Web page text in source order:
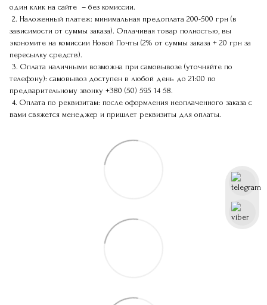
один клик на сайте – без комиссии.
2. Наложенный платеж: минимальная предоплата 200-500 грн (в
зависимости от суммы заказа). Оплачивая товар полностью, вы
экономите на комиссии Новой Почты (2% от суммы заказа + 20 грн за
пересылку средств).
3. Оплата наличными возможна при самовывозе (уточняйте по
телефону): самовывоз доступен в любой день до 21:00 по
предварительному звонку +380 (50) 595 14 58.
4. Оплата по реквизитам: после оформления неоплаченного заказа с
вами свяжется менеджер и пришлет реквизиты для оплаты.